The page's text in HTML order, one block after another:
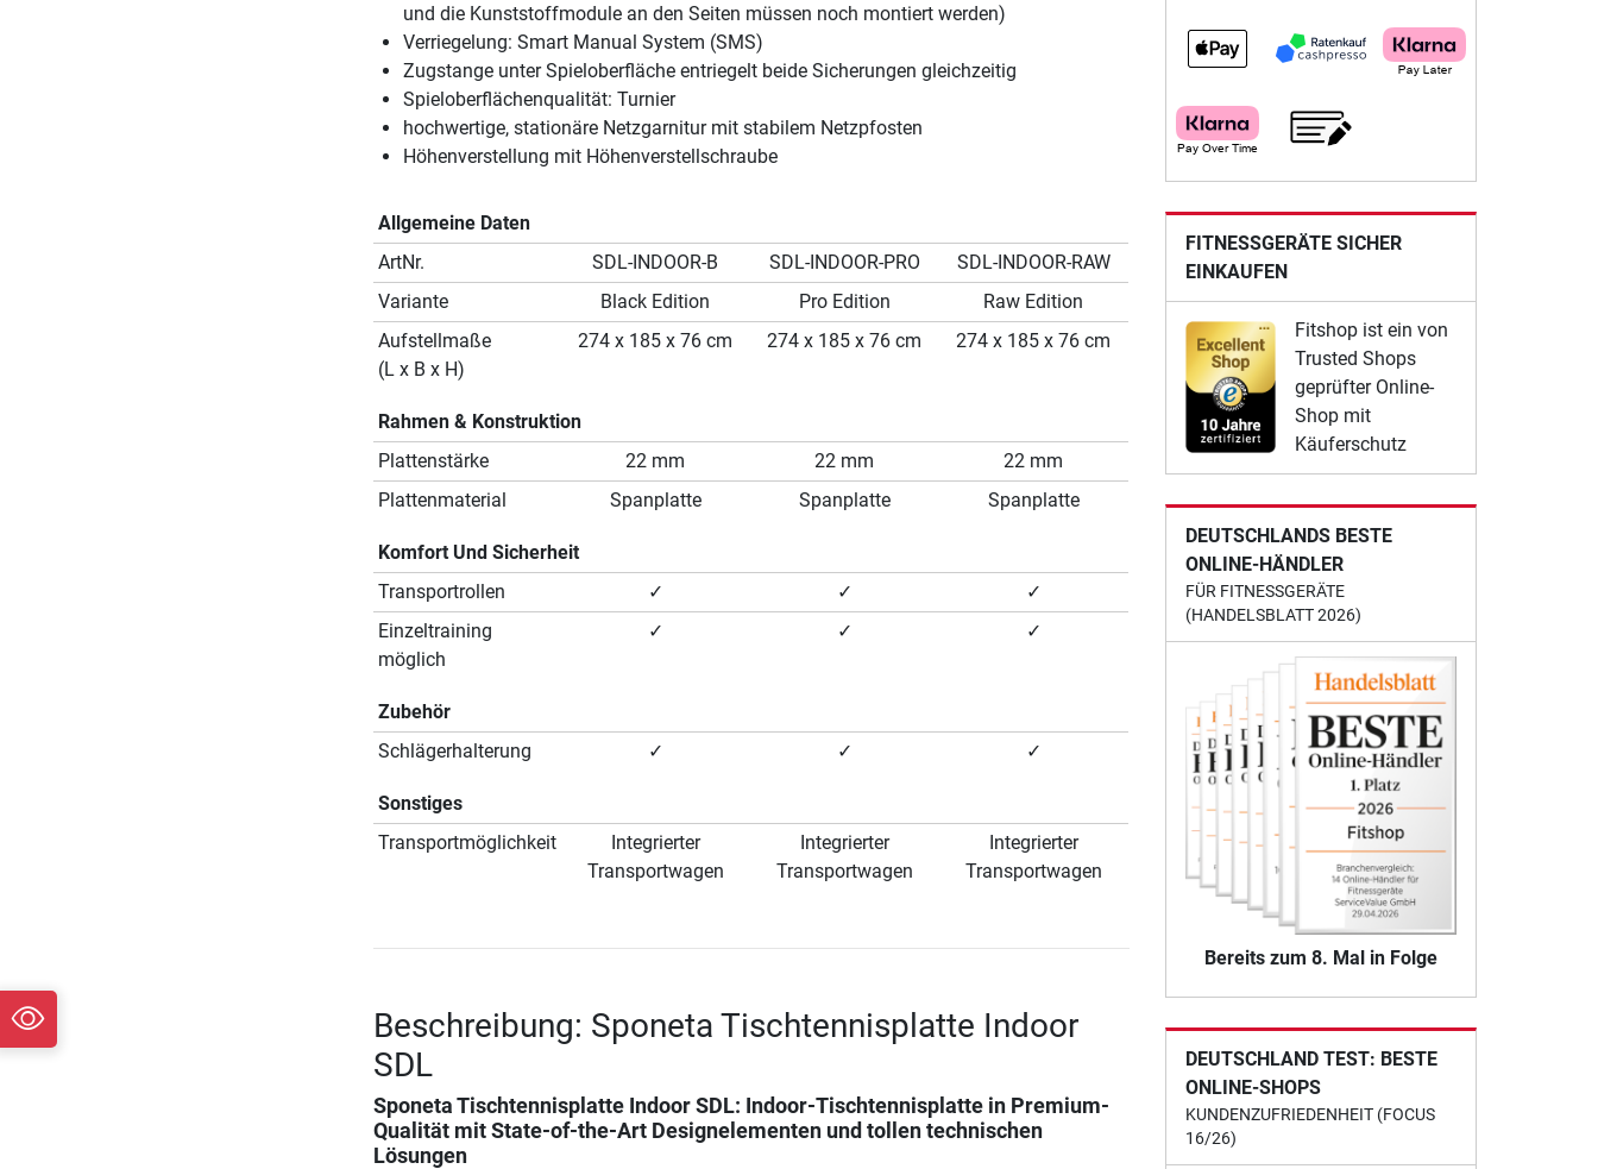
und die Kunststoffmodule an den Seiten müssen noch montiert werden)
Verriegelung: Smart Manual System (SMS)
Zugstange unter Spieloberfläche entriegelt beide Sicherungen gleichzeitig
Spieloberflächenqualität: Turnier
hochwertige, stationäre Netzgarnitur mit stabilem Netzpfosten
Höhenverstellung mit Höhenverstellschraube
Allgemeine Daten
ArtNr.
SDL-INDOOR-B SDL-INDOOR-PRO
SDL-INDOOR-RAW
Variante
Black Edition Pro Edition
Raw Edition
Aufstellmaße
(L x B x H)
274 x 185 x 76 cm 274 x 185 x 76 cm 274 x 185 x 76 cm
Rahmen & Konstruktion
Plattenstärke
22 mm 22 mm
22 mm
Plattenmaterial
Spanplatte Spanplatte Spanplatte
Komfort Und Sicherheit
Transportrollen
✓ ✓
✓
Einzeltraining
möglich
✓ ✓ ✓
Zubehör
Schlägerhalterung
✓ ✓ ✓
Sonstiges
Transportmöglichkeit
Integrierter
Transportwagen
Integrierter
Transportwagen
Integrierter
Transportwagen
Beschreibung: Sponeta Tischtennisplatte Indoor
SDL
Sponeta Tischtennisplatte Indoor SDL: Indoor-Tischtennisplatte in Premium-
Qualität mit State-of-the-Art Designelementen und tollen technischen
Lösungen
FITNESSGERÄTE SICHER
EINKAUFEN
Fitshop ist ein von
Trusted Shops
geprüfter Online-
Shop mit
Käuferschutz
DEUTSCHLANDS BESTE
ONLINE-HÄNDLER
FÜR FITNESSGERÄTE
(HANDELSBLATT 2026)
Bereits zum 8. Mal in Folge
DEUTSCHLAND TEST: BESTE
ONLINE-SHOPS
KUNDENZUFRIEDENHEIT (FOCUS
16/26)